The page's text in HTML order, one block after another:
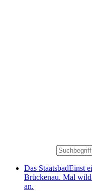
Das StaatsbadEinst
Brückenau. Mal
an.